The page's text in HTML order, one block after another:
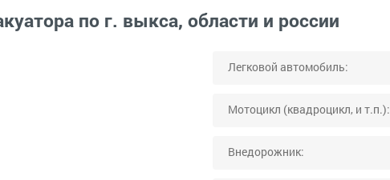
по г. выкса, области и россии
Легковой автомобиль:
Мотоцикл (квадроцикл, и т.п.):
Внедорожник: